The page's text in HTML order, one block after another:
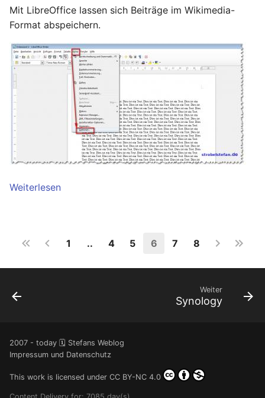
Mit LibreOffice lassen sich Beiträge im Wikimedia-
Format abspeichern.
Weiterlesen
1 .. 4 5 6 7 8
Weiter
Synology
2007 - today 🗓️ Stefans Weblog
Impressum und Datenschutz
This work is licensed under CC BY-NC 4.0